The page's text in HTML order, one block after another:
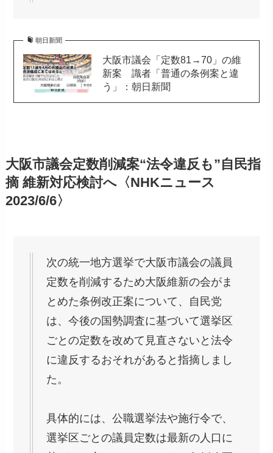
朝日新聞
大阪市議会「定数81→70」の維
新案 識者「普通の条例案と違
う」：朝日新聞
大阪市議会定数削減案“法令違反も”自民指
摘 維新対応検討へ〈NHKニュース
2023/6/6〉
次の統一地方選挙で大阪市議会の議員
定数を削減するため大阪維新の会がま
とめた条例改正案について、自民党
は、今後の国勢調査に基づいて選挙区
ごとの定数を改めて見直さないと法令
に違反するおそれがあると指摘しまし
た。
具体的には、公職選挙法や施行令で、
選挙区ごとの議員定数は最新の人口に